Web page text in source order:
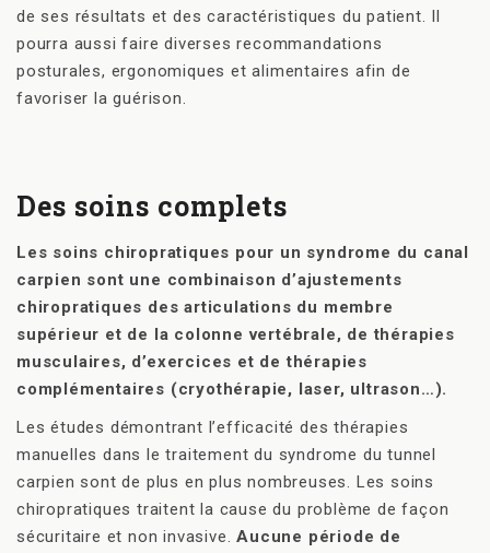
de ses résultats et des caractéristiques du patient. Il
pourra aussi faire diverses recommandations
posturales, ergonomiques et alimentaires afin de
favoriser la guérison.
Des soins complets
Les soins chiropratiques pour un syndrome du canal
carpien sont une combinaison d’ajustements
chiropratiques des articulations du membre
supérieur et de la colonne vertébrale, de thérapies
musculaires, d’exercices et de thérapies
complémentaires (cryothérapie, laser, ultrason…).
Les études démontrant l’efficacité des thérapies
manuelles dans le traitement du syndrome du tunnel
carpien sont de plus en plus nombreuses. Les soins
chiropratiques traitent la cause du problème de façon
sécuritaire et non invasive.Aucune période de